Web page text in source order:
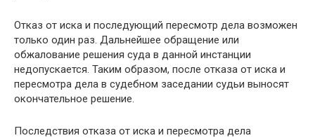
Отказ от иска и последующий пересмотр дела возможен
только один раз. Дальнейшее обращение или
обжалование решения суда в данной инстанции
недопускается. Таким образом, после отказа от иска и
пересмотра дела в судебном заседании судьи выносят
окончательное решение.
Последствия отказа от иска и пересмотра дела